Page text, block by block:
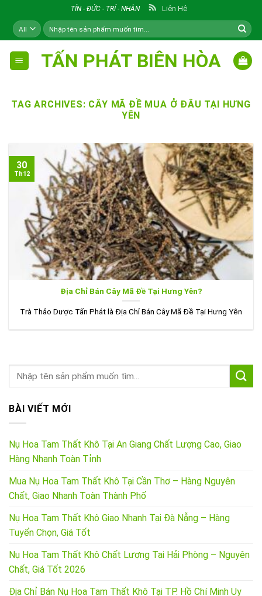
content
TÍN - ĐỨC - TRÍ - NHÂN Liên Hệ
Tìm
kiếm:
TẤN PHÁT BIÊN HÒA
TAG ARCHIVES: CÂY MÃ ĐỀ MUA Ở ĐÂU TẠI HƯNG
YÊN
Địa Chỉ Bán Cây Mã Đề Tại Hưng Yên?
Trà Thảo Dược Tấn Phát là Địa Chỉ Bán Cây Mã Đề Tại Hưng Yên
30
Th12
BÀI VIẾT MỚI
Nụ Hoa Tam Thất Khô Tại An Giang Chất Lượng Cao, Giao
Hàng Nhanh Toàn Tỉnh
Mua Nụ Hoa Tam Thất Khô Tại Cần Thơ – Hàng Nguyên
Chất, Giao Nhanh Toàn Thành Phố
Nụ Hoa Tam Thất Khô Giao Nhanh Tại Đà Nẵng – Hàng
Tuyển Chọn, Giá Tốt
Nụ Hoa Tam Thất Khô Chất Lượng Tại Hải Phòng – Nguyên
Chất, Giá Tốt 2026
Địa Chỉ Bán Nụ Hoa Tam Thất Khô Tại TP. Hồ Chí Minh Uy